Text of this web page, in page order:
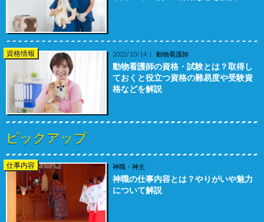
資格情報 2022/10/14 動物看護師
動物看護師の資格・試験とは？取得し
ておくと役立つ資格の難易度や受験資
格などを解説
ピックアップ
仕事内容 神職・神主
神職の仕事内容とは？やりがいや魅力
について解説